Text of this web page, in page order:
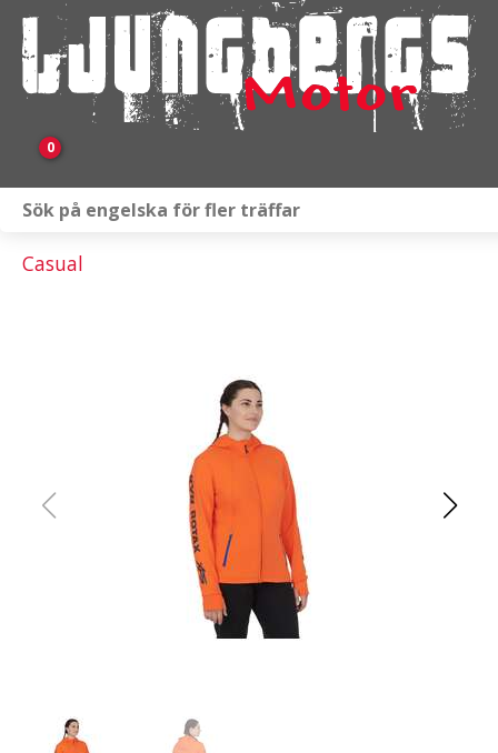
0
Släpvagnar & Skylift
Casual